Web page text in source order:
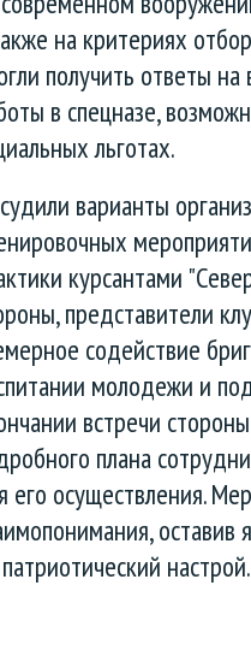
на критериях
получить ответы
в спецназе,
льготах.
варианты
курсантами
представители
содействие
молодежи и
встречи
плана
его осуществления.
оставив
настрой.